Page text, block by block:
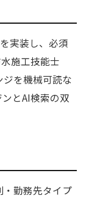
実装し、必須
施工技能士
を機械可読な
とAI検索の双
勤務先タイプ